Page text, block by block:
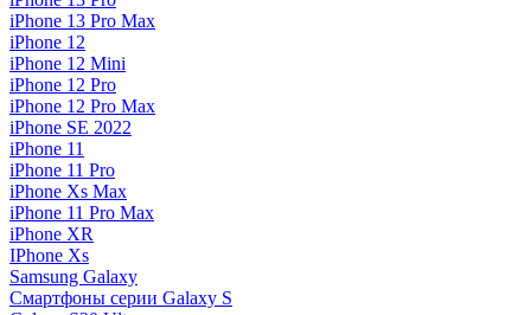
iPhone 13 Pro Max
iPhone 12
iPhone 12 Mini
iPhone 12 Pro
iPhone 12 Pro Max
iPhone SE 2022
iPhone 11
iPhone 11 Pro
iPhone Xs Max
iPhone 11 Pro Max
iPhone XR
IPhone Xs
Samsung Galaxy
Смартфоны серии Galaxy S